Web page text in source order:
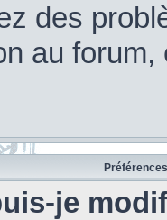
des
au
je